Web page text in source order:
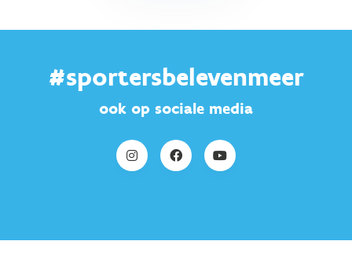
#sportersbelevenmeer
ook op sociale media